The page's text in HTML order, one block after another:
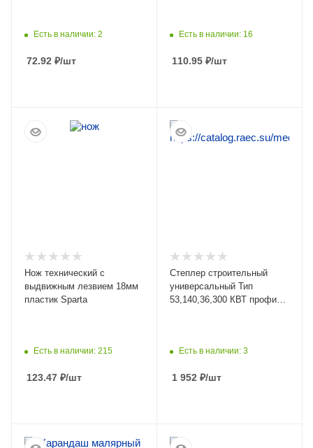
Есть в наличии: 2
72.92 ₽/шт
ПОДРОБНЕЕ
Есть в наличии: 16
110.95 ₽/шт
Нож технический с
выдвижным лезвием 18мм
пластик Sparta
Есть в наличии: 215
123.47 ₽/шт
ПОДРОБНЕЕ
Степлер строительный
универсальный Тип
53,140,36,300 КВТ профи
Есть в наличии: 3
1 952 ₽/шт